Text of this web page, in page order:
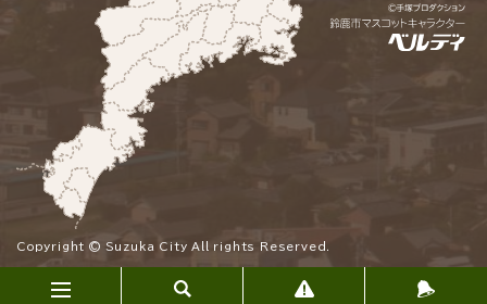
Copyright © Suzuka City All rights Reserved.